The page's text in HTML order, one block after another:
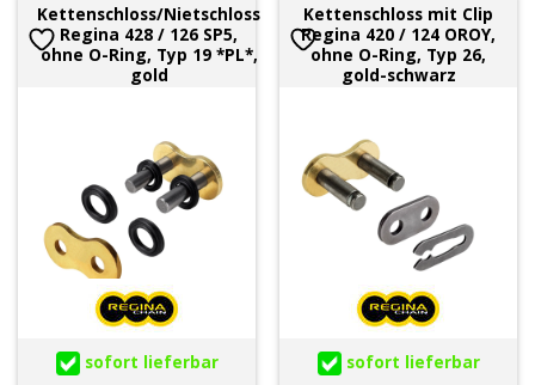
Kettenschloss/Nietschloss
Regina 428 / 126 SP5,
ohne O-Ring, Typ 19 *PL*,
gold
sofort lieferbar
Kettenschloss mit Clip
Regina 420 / 124 OROY,
ohne O-Ring, Typ 26,
gold-schwarz
sofort lieferbar